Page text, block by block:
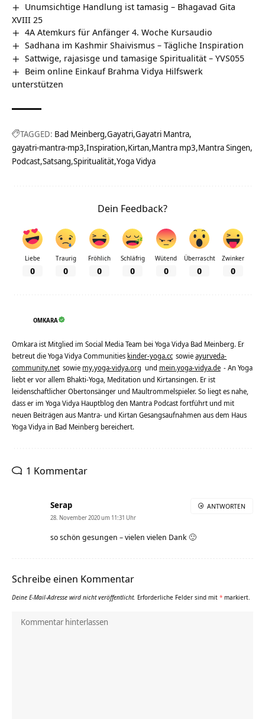
Unumsichtige Handlung ist tamasig – Bhagavad Gita
XVIII 25
4A Atemkurs für Anfänger 4. Woche Kursaudio
Sadhana im Kashmir Shaivismus – Tägliche Inspiration
Sattwige, rajasisge und tamasige Spiritualität – YVS055
Beim online Einkauf Brahma Vidya Hilfswerk
unterstützen
TAGGED: Bad Meinberg Gayatri Gayatri Mantra
gayatri-mantra-mp3 Inspiration Kirtan Mantra mp3 Mantra Singen
Podcast Satsang Spiritualität Yoga Vidya
Dein Feedback?
Liebe
0
Traurig
0
Fröhlich
0
Schläfrig
0
Wütend
0
Überrascht
0
Zwinker
0
OMKARA
Omkara ist Mitglied im Social Media Team bei Yoga Vidya Bad Meinberg. Er
betreut die Yoga Vidya Communities kinder-yoga.cc sowieayurveda-
community.net sowie my.yoga-vidya.org und mein.yoga-vidya.de - An Yoga
liebt er vor allem Bhakti-Yoga, Meditation und Kirtansingen. Er ist
leidenschaftlicher Obertonsänger und Maultrommelspieler. So liegt es nahe,
dass er im Yoga Vidya Hauptblog den Mantra Podcast fortführt und mit
neuen Beiträgen aus Mantra- und Kirtan Gesangsaufnahmen aus dem Haus
Yoga Vidya in Bad Meinberg bereichert.
1 Kommentar
Serap
28. November 2020 um 11:31 Uhr
so schön gesungen – vielen vielen Dank 🙂
ANTWORTEN
Schreibe einen Kommentar
Deine E-Mail-Adresse wird nicht veröffentlicht. Erforderliche Felder sind mit * markiert.